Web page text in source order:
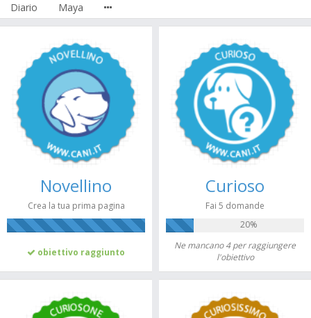
Diario Maya
Novellino
Crea la tua prima pagina
obiettivo raggiunto
Curioso
Fai 5 domande
20%
Ne mancano 4 per raggiungere
l'obiettivo